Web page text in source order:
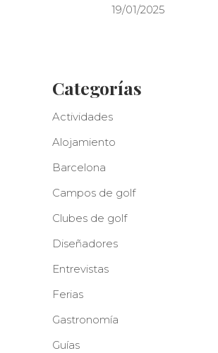
19/01/2025
Categorías
Actividades
Alojamiento
Barcelona
Campos de golf
Clubes de golf
Diseñadores
Entrevistas
Ferias
Gastronomía
Guías